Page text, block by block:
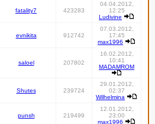
fatality7 423283
04.04.2012,
12:25
Ludivine
evnikita 912742
07.03.2012,
17:45
max1996
saloel 207802
16.02.2012,
10:41
MADAMROM
Shutes 239724
29.01.2012,
02:37
Wilhelmina
punsh 219499
12.01.2012,
23:00
max1996